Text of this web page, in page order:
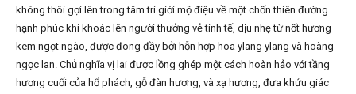
không thôi gợi lên trong tâm trí giới mộ điệu về một chốn thiên đường
hạnh phúc khi khoác lên người thưởng vẻ tinh tế, dịu nhẹ từ nốt hương
kem ngọt ngào, được đong đầy bởi hỗn hợp hoa ylang ylang và hoàng
ngọc lan. Chủ nghĩa vị lai được lồng ghép một cách hoàn hảo với tầng
hương cuối của hổ phách, gỗ đàn hương, và xạ hương, đưa khứu giác